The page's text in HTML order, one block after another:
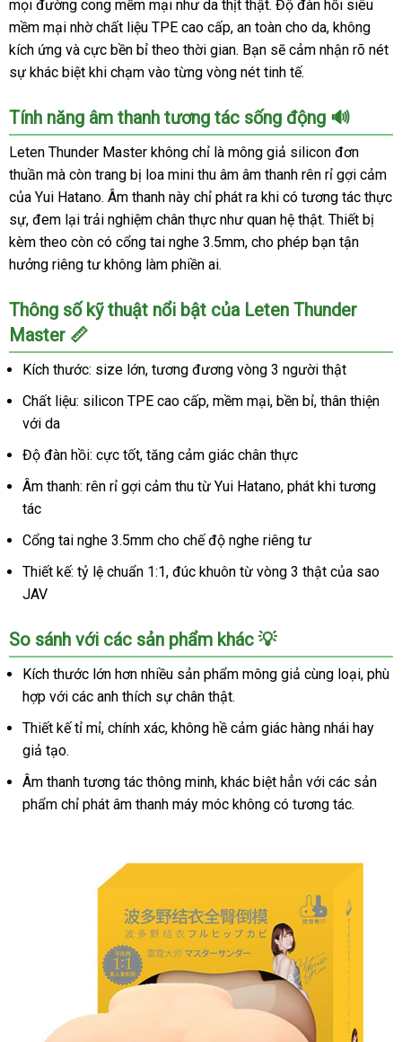
mọi đường cong mềm mại như da thịt thật. Độ đàn hồi siêu
mềm mại nhờ chất liệu TPE cao cấp, an toàn cho da, không
kích ứng và cực bền bỉ theo thời gian. Bạn sẽ cảm nhận rõ nét
sự khác biệt khi chạm vào từng vòng nét tinh tế.
Tính năng âm thanh tương tác sống động 🔊
Leten Thunder Master không chỉ là mông giả silicon đơn
thuần mà còn trang bị loa mini thu âm âm thanh rên rỉ gợi cảm
của Yui Hatano. Âm thanh này chỉ phát ra khi có tương tác thực
sự, đem lại trải nghiệm chân thực như quan hệ thật. Thiết bị
kèm theo còn có cổng tai nghe 3.5mm, cho phép bạn tận
hưởng riêng tư không làm phiền ai.
Thông số kỹ thuật nổi bật của Leten Thunder
Master 📏
Kích thước: size lớn, tương đương vòng 3 người thật
Chất liệu: silicon TPE cao cấp, mềm mại, bền bỉ, thân thiện
với da
Độ đàn hồi: cực tốt, tăng cảm giác chân thực
Âm thanh: rên rỉ gợi cảm thu từ Yui Hatano, phát khi tương
tác
Cổng tai nghe 3.5mm cho chế độ nghe riêng tư
Thiết kế: tỷ lệ chuẩn 1:1, đúc khuôn từ vòng 3 thật của sao
JAV
So sánh với các sản phẩm khác 💡
Kích thước lớn hơn nhiều sản phẩm mông giả cùng loại, phù
hợp với các anh thích sự chân thật.
Thiết kế tỉ mỉ, chính xác, không hề cảm giác hàng nhái hay
giả tạo.
Âm thanh tương tác thông minh, khác biệt hẳn với các sản
phẩm chỉ phát âm thanh máy móc không có tương tác.